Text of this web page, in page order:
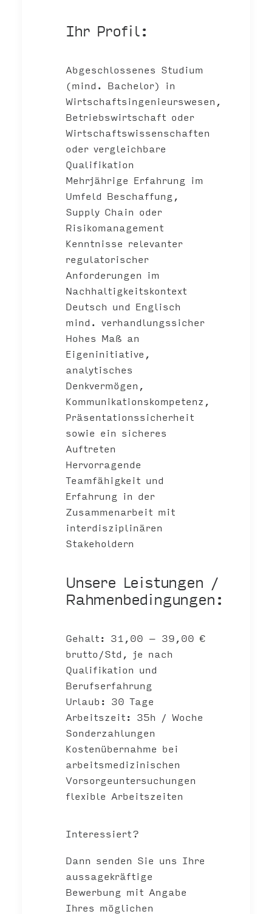
Ihr Profil:
Abgeschlossenes Studium
(mind. Bachelor) in
Wirtschaftsingenieurswesen,
Betriebswirtschaft oder
Wirtschaftswissenschaften
oder vergleichbare
Qualifikation
Mehrjährige Erfahrung im
Umfeld Beschaffung,
Supply Chain oder
Risikomanagement
Kenntnisse relevanter
regulatorischer
Anforderungen im
Nachhaltigkeitskontext
Deutsch und Englisch
mind. verhandlungssicher
Hohes Maß an
Eigeninitiative,
analytisches
Denkvermögen,
Kommunikationskompetenz,
Präsentationssicherheit
sowie ein sicheres
Auftreten
Hervorragende
Teamfähigkeit und
Erfahrung in der
Zusammenarbeit mit
interdisziplinären
Stakeholdern
Unsere Leistungen /
Rahmenbedingungen:
Gehalt: 31,00 – 39,00 €
brutto/Std, je nach
Qualifikation und
Berufserfahrung
Urlaub: 30 Tage
Arbeitszeit: 35h / Woche
Sonderzahlungen
Kostenübernahme bei
arbeitsmedizinischen
Vorsorgeuntersuchungen
flexible Arbeitszeiten
Interessiert?
Dann senden Sie uns Ihre
aussagekräftige
Bewerbung mit Angabe
Ihres möglichen